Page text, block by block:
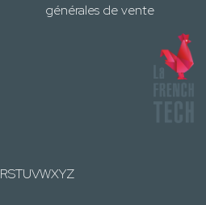
générales de vente
RSTUVWXYZ